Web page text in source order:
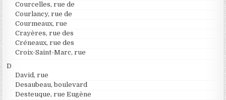
Courcelles, rue de
Courlancy, rue de
Courmeaux, rue
Crayères, rue des
Créneaux, rue des
Croix-Saint-Marc, rue
D
David, rue
Desaubeau, boulevard
Desteuque, rue Eugène